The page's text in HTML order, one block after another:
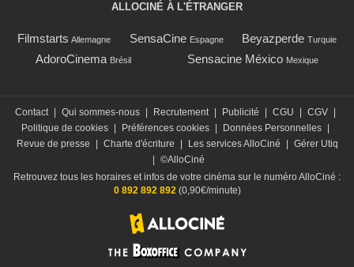
ALLOCINÉ À L'ÉTRANGER
Filmstarts Allemagne SensaCine Espagne Beyazperde Turquie
AdoroCinema Brésil Sensacine México Mexique
Contact Qui sommes-nous Recrutement Publicité CGU CGV
Politique de cookies
Préférences cookies Données Personnelles
Revue de presse
Charte d'écriture Les services AlloCiné
Gérer Utiq
©AlloCiné
Retrouvez tous les horaires et infos de votre cinéma sur le numéro AlloCiné :
0 892 892 892(0,90€/minute)